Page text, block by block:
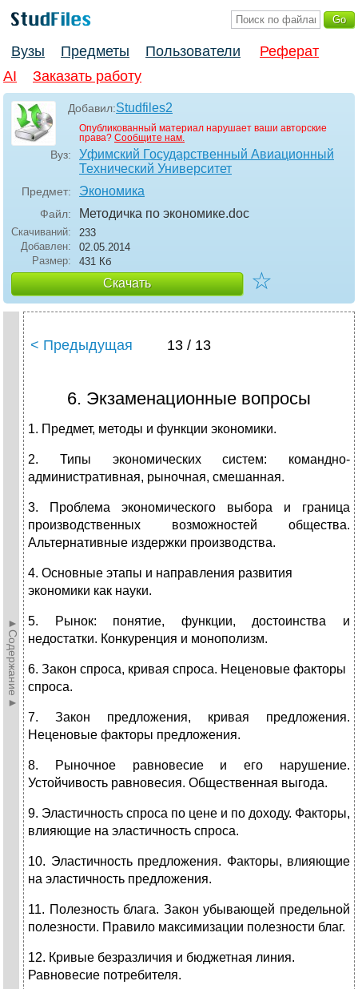
Вузы Предметы Пользователи
Реферат
AI
Заказать работу
Добавил:Studfiles2
Опубликованный материал нарушает ваши авторские
права? Сообщите нам.
Вуз:
Уфимский Государственный Авиационный
Технический Университет
Предмет: Экономика
Файл: Методичка по экономике.doc
Скачиваний:
233
Добавлен:
02.05.2014
Размер:
431 Кб
Скачать ☆
►Содержание►
< Предыдущая 13 / 13
6. Экзаменационные вопросы
1. Предмет, методы и функции экономики.
2. Типы экономических систем: командно-
административная, ры­ночная, смешанная.
3. Проблема экономического выбора и граница
производственных возможностей общества.
Альтернативные издержки производст­ва.
4. Основные этапы и направления развития
экономики как науки.
5. Рынок: понятие, функции, достоинства и
недостатки. Конкурен­ция и монополизм.
6. Закон спроса, кривая спроса. Неценовые факторы
спроса.
7. Закон предложения, кривая предложения.
Неценовые факторы предложения.
8. Рыночное равновесие и его нарушение.
Устойчивость равновесия. Общественная выгода.
9. Эластичность спроса по цене и по доходу. Факторы,
влияющие на эластичность спроса.
10. Эластичность предложения. Факторы, влияющие
на эластичность предложения.
11. Полезность блага. Закон убывающей предельной
полезности. Правило максимизации полезности благ.
12. Кривые безразличия и бюджетная линия.
Равновесие потребителя.